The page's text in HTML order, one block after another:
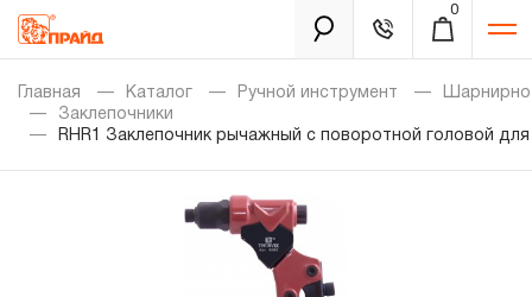
0
Каталог
Золотая лихорадка
Главная Каталог Ручной инструмент
Заклепочники
RHR1 Заклепочник рычажный с поворотной головой